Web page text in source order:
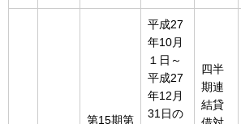
第15期第
平成27
年10月
１日～
平成27
年12月
31日の
四半
期連
結貸